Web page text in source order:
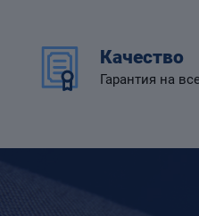
Качество
Гарантия на